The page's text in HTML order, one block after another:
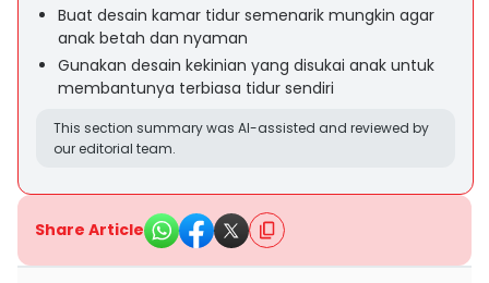
Buat desain kamar tidur semenarik mungkin agar
anak betah dan nyaman
Gunakan desain kekinian yang disukai anak untuk
membantunya terbiasa tidur sendiri
This section summary was AI-assisted and reviewed by
our editorial team.
Share Article